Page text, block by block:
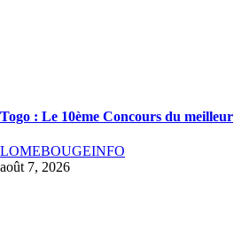
Togo : Le 10ème Concours du meilleur
LOMEBOUGEINFO
août 7, 2026